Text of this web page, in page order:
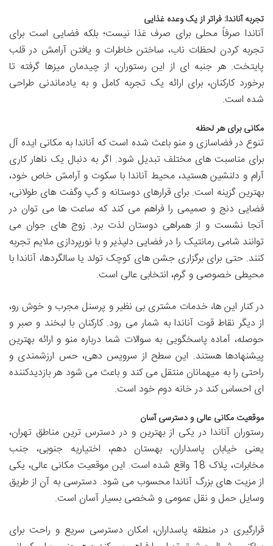
تجربه آناندا: فراتر از یک وعده غذایی
آناندا صرفاً محلی برای صرف غذا نیست؛ بلکه فضایی است برای
تجربه کردن لحظات ناب، ساختن خاطرات و یافتن آرامش در قلب
پایتخت. هر جنبه ای از این رستوران، از چیدمان میزها گرفته تا
برخورد کارکنان، برای ارائه یک تجربه کامل و به یادماندنی طراحی
شده است.
مکانی برای هر لحظه
تنوع در فضاسازی و منو باعث شده است که آناندا به مکانی ایده آل
برای مناسبت های مختلف تبدیل شود. اگر به دنبال یک ناهار کاری
آرام و دلنشین هستید، محیط آناندا با سکوت و آرامش خاص خود،
بهترین گزینه است. برای قرارهای دوستانه و گپ وگفت های طولانی،
فضایی دنج و صمیمی را فراهم می کند که ساعت ها می توان در
آنجا نشست و از همراهی دوستان لذت برد. زوج های جوان می
توانند شامی رمانتیک را در فضایی دلپذیر و با نورپردازی ملایم تجربه
کنند. حتی برای برگزاری جشن های کوچک تولد یا سالگردها، آناندا با
محیطی خصوصی و گرم، انتخابی عالی است.
در کنار این ها، خدمات مشتری بی نظیر و پرسنل مجرب و خوش رو،
از دیگر نقاط قوت آناندا به شمار می رود. کارکنان با لبخند و صبر و
حوصله، آماده پاسخگویی به سوالات شما درباره منو و ارائه بهترین
پیشنهادها هستند. این سطح از سرویس دهی، حس ارزشمندی و
راحتی را به میهمانان منتقل می کند و باعث می شود هر بازدیدکننده
ای احساس کند در خانه دوم خود است.
موقعیت مکانی عالی و دسترسی آسان
رستوران آناندا در یکی از بهترین و در دسترس ترین مناطق تهران،
یعنی خیابان پاسداران، بهستان دهم، اختیاریه جنوبی، جنب
مخابرات، پلاک 18 واقع شده است. این موقعیت مکانی عالی، یکی
از مزیت های بزرگ آناندا محسوب می شود. دسترسی به آن از طریق
وسایل حمل و نقل عمومی و شخصی بسیار آسان است.
قرارگیری در منطقه پاسداران، امکان دسترسی سریع و راحت برای